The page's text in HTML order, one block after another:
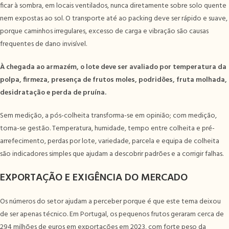
ficar à sombra, em locais ventilados, nunca diretamente sobre solo quente
nem expostas ao sol. O transporte até ao packing deve ser rápido e suave,
porque caminhos irregulares, excesso de carga e vibração são causas
frequentes de dano invisível.
À chegada ao armazém, o lote deve ser avaliado por temperatura da
polpa, firmeza, presença de frutos moles, podridões, fruta molhada,
desidratação e perda de pruína.
Sem medição, a pós-colheita transforma-se em opinião; com medição,
torna-se gestão. Temperatura, humidade, tempo entre colheita e pré-
arrefecimento, perdas por lote, variedade, parcela e equipa de colheita
são indicadores simples que ajudam a descobrir padrões e a corrigir falhas.
EXPORTAÇÃO E EXIGÊNCIA DO MERCADO
Os números do setor ajudam a perceber porque é que este tema deixou
de ser apenas técnico. Em Portugal, os pequenos frutos geraram cerca de